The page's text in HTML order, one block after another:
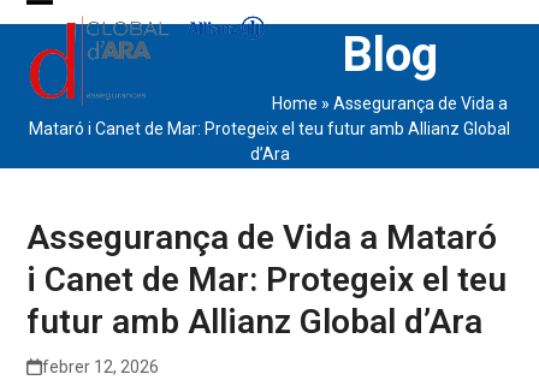
Skip
content
Open
mobile
menu
Close
mobile
menu
Blog
Home » Assegurança de Vida a
Mataró i Canet de Mar: Protegeix el teu futur amb Allianz Global
d’Ara
Assegurança de Vida a Mataró
i Canet de Mar: Protegeix el teu
futur amb Allianz Global d’Ara
febrer 12, 2026